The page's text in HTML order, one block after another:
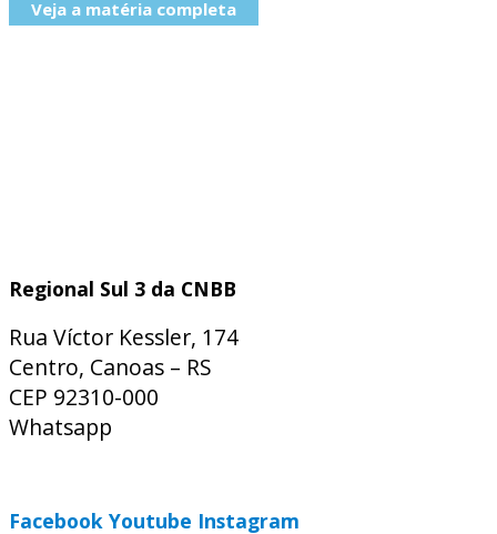
Veja a matéria completa
Regional Sul 3 da CNBB
Rua Víctor Kessler, 174
Centro, Canoas – RS
CEP 92310-000
Whatsapp
Facebook Youtube Instagram